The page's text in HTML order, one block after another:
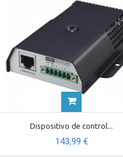
Dispositivo de control...
143,99 €